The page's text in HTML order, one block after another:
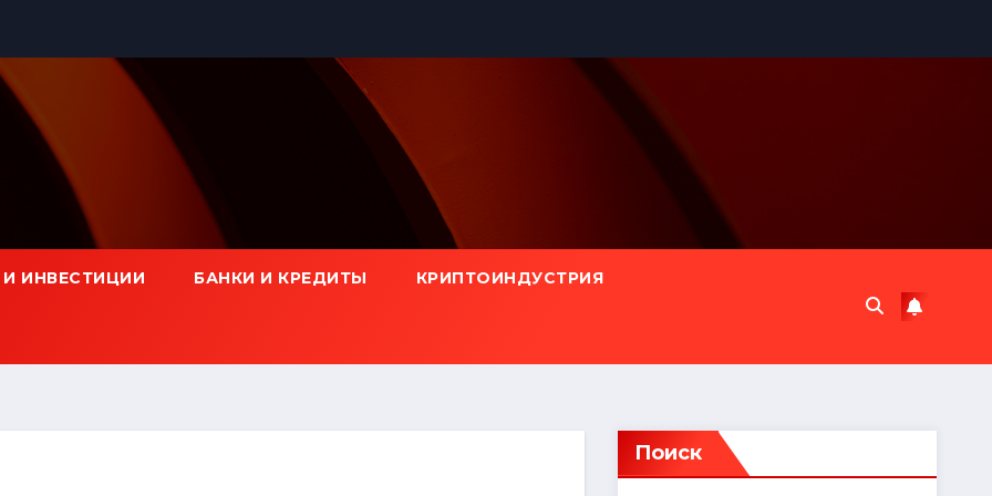
И ИНВЕСТИЦИИ БАНКИ И КРЕДИТЫ КРИПТОИНДУСТРИЯ
Поиск